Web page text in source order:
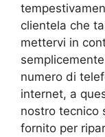
clientela che
mettervi in
numero di
internet, a
nostro tecnico
fornito per